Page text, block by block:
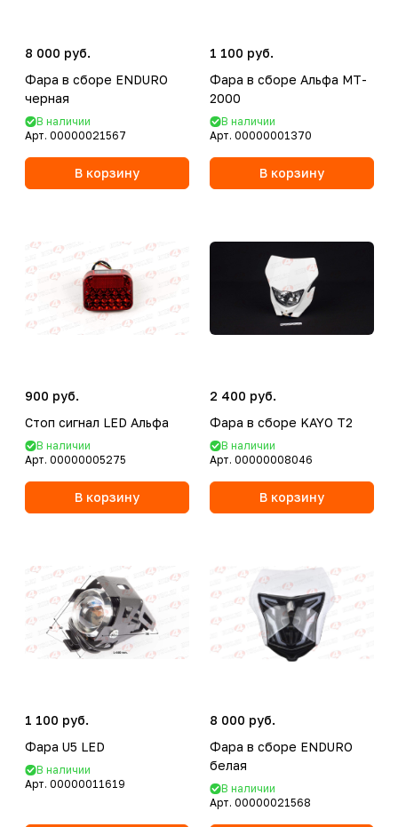
8 000 руб.
Фара в сборе ENDURO
черная
В наличии
Арт. 00000021567
В корзину
1 100 руб.
Фара в сборе Альфа MT-
2000
В наличии
Арт. 00000001370
В корзину
900 руб.
Стоп сигнал LED Альфа
В наличии
Арт. 00000005275
В корзину
2 400 руб.
Фара в сборе KAYO T2
В наличии
Арт. 00000008046
В корзину
1 100 руб.
Фара U5 LED
В наличии
Арт. 00000011619
8 000 руб.
Фара в сборе ENDURO
белая
В наличии
Арт. 00000021568